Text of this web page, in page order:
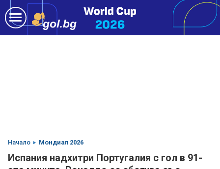
Начало Мондиал 2026
Испания надхитри Португалия с гол в 91-